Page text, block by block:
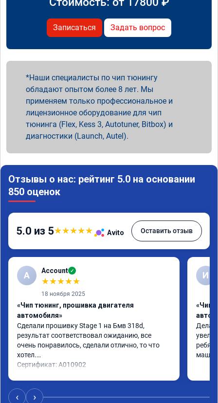
Записаться Задать вопрос
Наши специалисты по чип тюнингу
обладают опытом более 8 лет. Мы
применяем только профессиональное и
лицензионное оборудование для чип
тюнинга (Flex, Kess 3, Autotuner, Bitbox) и
диагностики (Launch, Autel).
Отзывы о нас: рейтинг 5.0 на основании
850 оценок
5.0 из 5★★★★★ Avito Оставить отзыв
A Account ✓
★★★★★
18 ноября 2025
«Чип тюнинг, прошивка двигателя
автомобиля»
Сделали прошивку Stage 1 на Бмв 318d,
результат соответствовал ожиданию, все
очень понравилось, сделали отлично, то что
хотел.
Сертификат: A010902
И
«Чип
‹ ›